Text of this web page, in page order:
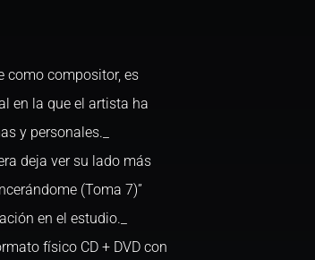
como compositor, es
en la que el artista ha
y personales._
deja ver su lado más
(Toma 7)”
en el estudio._
físico CD + DVD con